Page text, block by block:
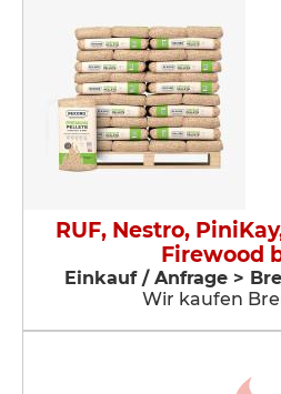
RUF, Nestro,
Firewood
Einkauf / Anfrage >
Wir kaufen